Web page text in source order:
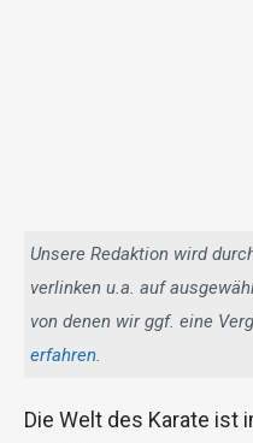
Unsere Redaktion wird
verlinken u.a. auf
von denen wir ggf. eine
erfahren.
Die Welt des Karate ist